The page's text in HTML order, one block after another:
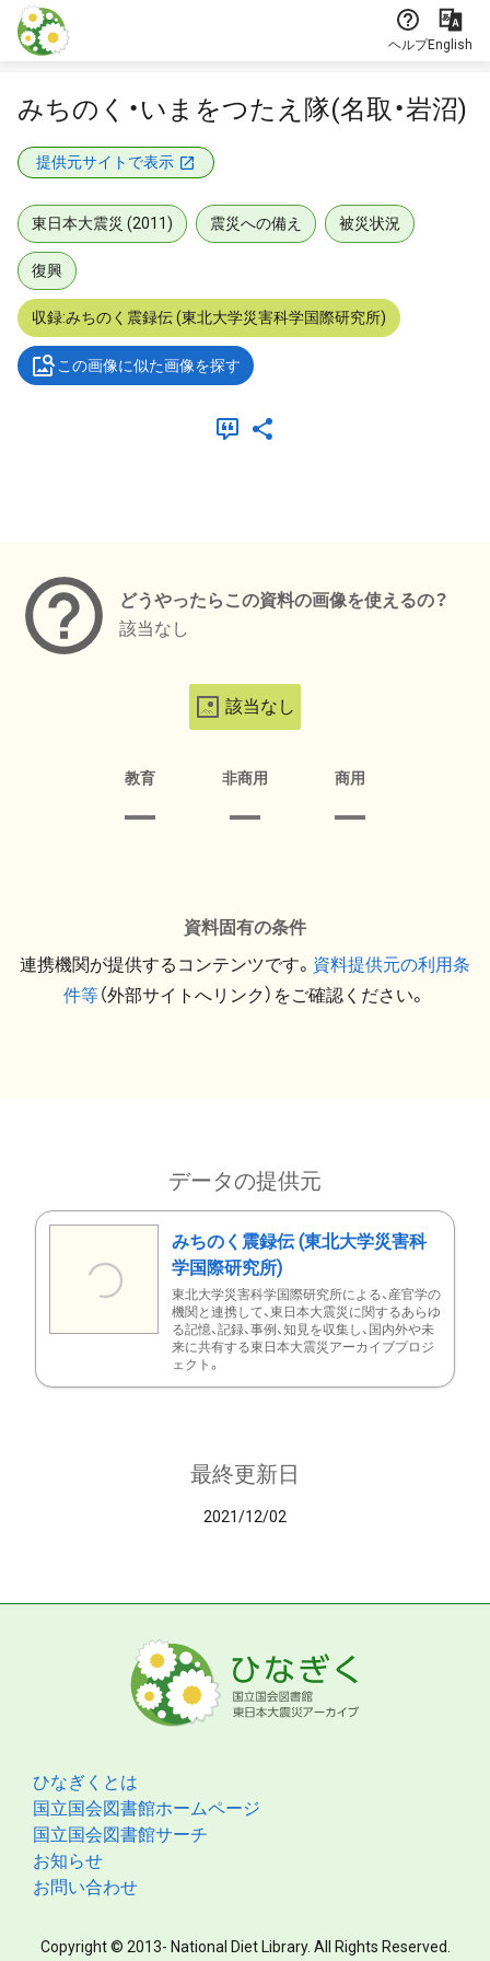
本文に飛ぶ
ヘルプEnglish
みちのく・いまをつたえ隊(名取・岩沼)
提供元サイトで表示
東日本大震災 (2011) 震災への備え 被災状況
復興
収録:みちのく震録伝 (東北大学災害科学国際研究所)
この画像に似た画像を探す
どうやったらこの資料の画像を使えるの？
該当なし
該当なし
教育 非商用 商用
資料固有の条件
連携機関が提供するコンテンツです。 資料提供元の利用条
件等（外部サイトへリンク）をご確認ください。
データの提供元
みちのく震録伝 (東北大学災害科
学国際研究所)
東北大学災害科学国際研究所による、産官学の
機関と連携して、東日本大震災に関するあらゆ
る記憶、記録、事例、知見を収集し、国内外や未
来に共有する東日本大震災アーカイブプロジ
ェクト。
最終更新日
2021/12/02
ひなぎくとは
国立国会図書館ホームページ
国立国会図書館サーチ
お知らせ
お問い合わせ
Copyright © 2013- National Diet Library. All Rights Reserved.